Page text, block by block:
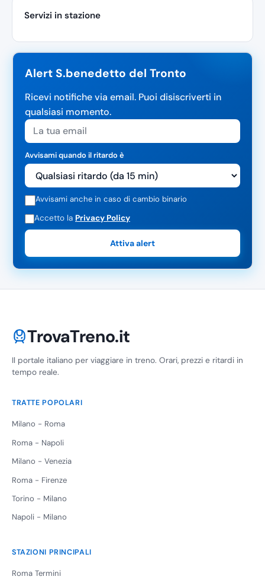
Servizi in stazione
Alert S.benedetto del Tronto
Ricevi notifiche via email. Puoi disiscriverti in
qualsiasi momento.
Avvisami quando il ritardo è
Avvisami anche in caso di cambio binario
Accetto la Privacy Policy
Attiva alert
TrovaTreno.it
Il portale italiano per viaggiare in treno. Orari, prezzi e ritardi in
tempo reale.
TRATTE POPOLARI
Milano - Roma
Roma - Napoli
Milano - Venezia
Roma - Firenze
Torino - Milano
Napoli - Milano
STAZIONI PRINCIPALI
Roma Termini